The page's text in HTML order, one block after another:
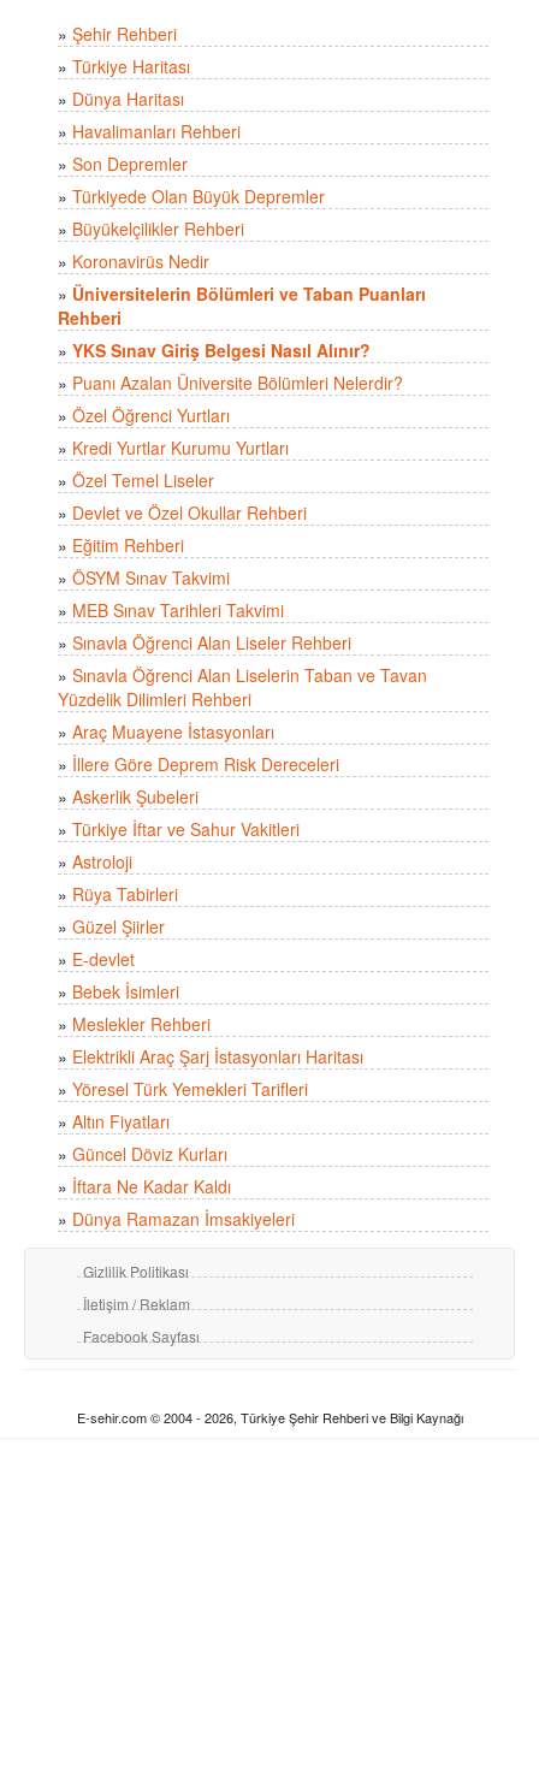
» Şehir Rehberi
» Türkiye Haritası
» Dünya Haritası
» Havalimanları Rehberi
» Son Depremler
» Türkiyede Olan Büyük Depremler
» Büyükelçilikler Rehberi
» Koronavirüs Nedir
» Üniversitelerin Bölümleri ve Taban Puanları
Rehberi
» YKS Sınav Giriş Belgesi Nasıl Alınır?
» Puanı Azalan Üniversite Bölümleri Nelerdir?
» Özel Öğrenci Yurtları
» Kredi Yurtlar Kurumu Yurtları
» Özel Temel Liseler
» Devlet ve Özel Okullar Rehberi
» Eğitim Rehberi
» ÖSYM Sınav Takvimi
» MEB Sınav Tarihleri Takvimi
» Sınavla Öğrenci Alan Liseler Rehberi
» Sınavla Öğrenci Alan Liselerin Taban ve Tavan
Yüzdelik Dilimleri Rehberi
» Araç Muayene İstasyonları
» İllere Göre Deprem Risk Dereceleri
» Askerlik Şubeleri
» Türkiye İftar ve Sahur Vakitleri
» Astroloji
» Rüya Tabirleri
» Güzel Şiirler
» E-devlet
» Bebek İsimleri
» Meslekler Rehberi
» Elektrikli Araç Şarj İstasyonları Haritası
» Yöresel Türk Yemekleri Tarifleri
» Altın Fiyatları
» Güncel Döviz Kurları
» İftara Ne Kadar Kaldı
» Dünya Ramazan İmsakiyeleri
Gizlilik Politikası
İletişim / Reklam
Facebook Sayfası
E-sehir.com © 2004 - 2026, Türkiye Şehir Rehberi ve Bilgi Kaynağı